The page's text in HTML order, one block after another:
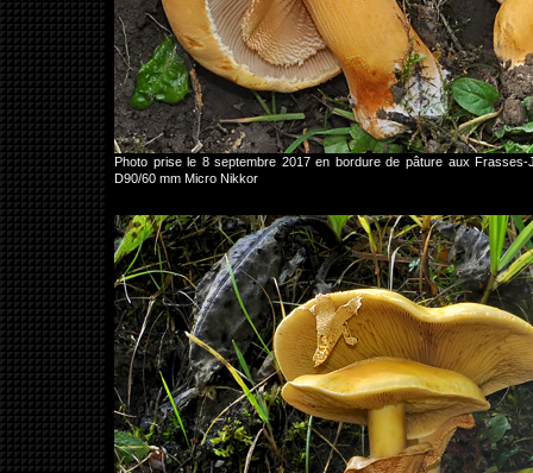
Photo prise le 8 septembre 2017 en bordure de pâture aux
D90/60 mm Micro Nikkor